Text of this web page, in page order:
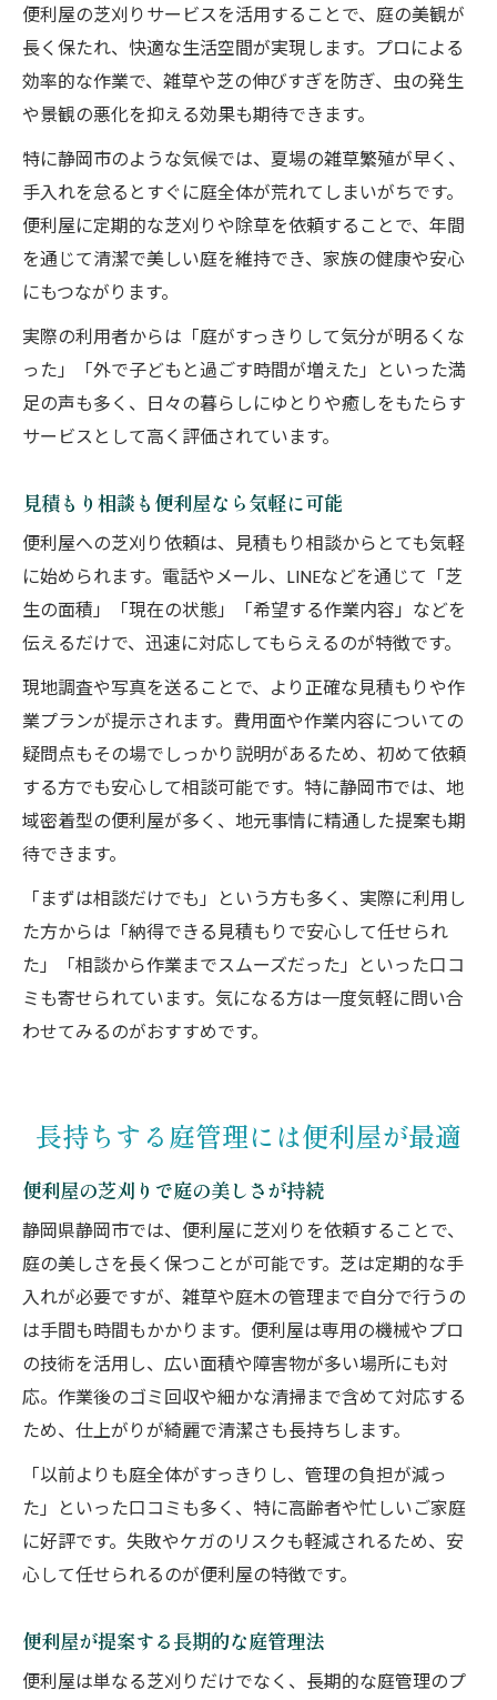
便利屋の芝刈りサービスを活用することで、庭の美観が
長く保たれ、快適な生活空間が実現します。プロによる
効率的な作業で、雑草や芝の伸びすぎを防ぎ、虫の発生
や景観の悪化を抑える効果も期待できます。
特に静岡市のような気候では、夏場の雑草繁殖が早く、
手入れを怠るとすぐに庭全体が荒れてしまいがちです。
便利屋に定期的な芝刈りや除草を依頼することで、年間
を通じて清潔で美しい庭を維持でき、家族の健康や安心
にもつながります。
実際の利用者からは「庭がすっきりして気分が明るくな
った」「外で子どもと過ごす時間が増えた」といった満
足の声も多く、日々の暮らしにゆとりや癒しをもたらす
サービスとして高く評価されています。
見積もり相談も便利屋なら気軽に可能
便利屋への芝刈り依頼は、見積もり相談からとても気軽
に始められます。電話やメール、LINEなどを通じて「芝
生の面積」「現在の状態」「希望する作業内容」などを
伝えるだけで、迅速に対応してもらえるのが特徴です。
現地調査や写真を送ることで、より正確な見積もりや作
業プランが提示されます。費用面や作業内容についての
疑問点もその場でしっかり説明があるため、初めて依頼
する方でも安心して相談可能です。特に静岡市では、地
域密着型の便利屋が多く、地元事情に精通した提案も期
待できます。
「まずは相談だけでも」という方も多く、実際に利用し
た方からは「納得できる見積もりで安心して任せられ
た」「相談から作業までスムーズだった」といった口コ
ミも寄せられています。気になる方は一度気軽に問い合
わせてみるのがおすすめです。
長持ちする庭管理には便利屋が最適
便利屋の芝刈りで庭の美しさが持続
静岡県静岡市では、便利屋に芝刈りを依頼することで、
庭の美しさを長く保つことが可能です。芝は定期的な手
入れが必要ですが、雑草や庭木の管理まで自分で行うの
は手間も時間もかかります。便利屋は専用の機械やプロ
の技術を活用し、広い面積や障害物が多い場所にも対
応。作業後のゴミ回収や細かな清掃まで含めて対応する
ため、仕上がりが綺麗で清潔さも長持ちします。
「以前よりも庭全体がすっきりし、管理の負担が減っ
た」といった口コミも多く、特に高齢者や忙しいご家庭
に好評です。失敗やケガのリスクも軽減されるため、安
心して任せられるのが便利屋の特徴です。
便利屋が提案する長期的な庭管理法
便利屋は単なる芝刈りだけでなく、長期的な庭管理のプ